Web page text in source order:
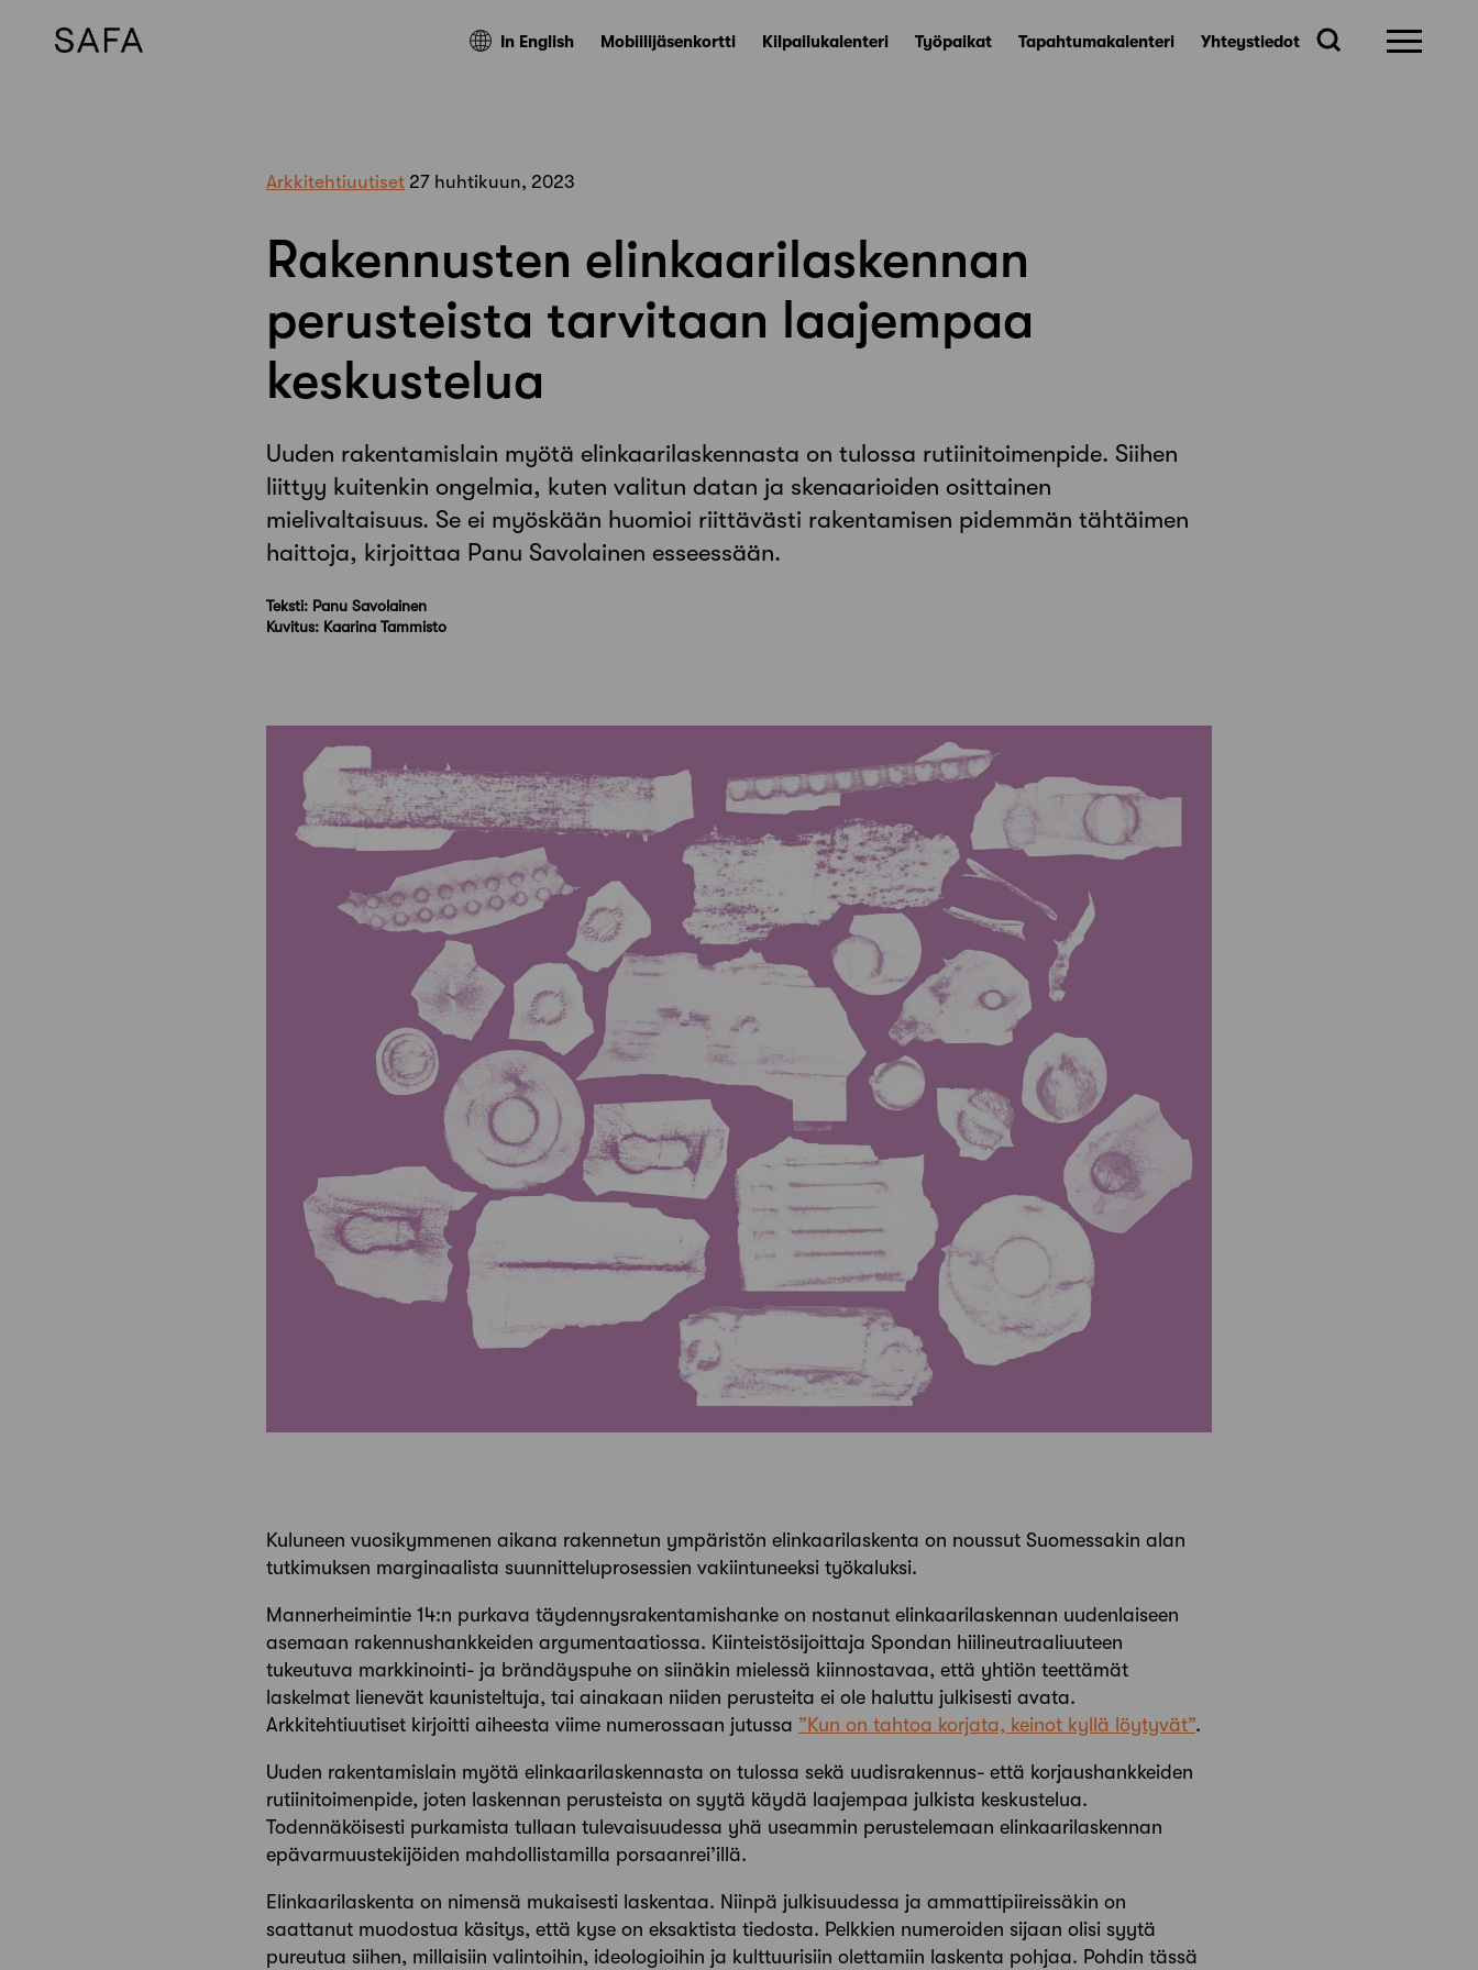
In English Mobiilijäsenkortti Kilpailukalenteri Työpaikat Tapahtumakalenteri Yhteystiedot
Arkkitehtiuutiset 27 huhtikuun, 2023
Rakennusten elinkaarilaskennan
perusteista tarvitaan laajempaa
keskustelua
Uuden rakentamislain myötä elinkaarilaskennasta on tulossa rutiinitoimenpide. Siihen
liittyy kuitenkin ongelmia, kuten valitun datan ja skenaarioiden osittainen
mielivaltaisuus. Se ei myöskään huomioi riittävästi rakentamisen pidemmän tähtäimen
haittoja, kirjoittaa Panu Savolainen esseessään.
Teksti: Panu Savolainen
Kuvitus: Kaarina Tammisto
Kuluneen vuosikymmenen aikana rakennetun ympäristön elinkaarilaskenta on noussut Suomessakin alan
tutkimuksen marginaalista suunnitteluprosessien vakiintuneeksi työkaluksi.
Mannerheimintie 14:n purkava ­täydennysrakentamishanke on nostanut elinkaarilaskennan uudenlaiseen
asemaan rakennushankkeiden argumentaatiossa. Kiinteistösijoittaja Spondan hiilineutraaliuuteen
tukeutuva markkinointi- ja brändäyspuhe on siinäkin mielessä kiinnostavaa, että yhtiön teettämät
laskelmat lienevät kaunisteltuja, tai ainakaan niiden perusteita ei ole haluttu julkisesti avata.
Arkkitehtiuutiset kirjoitti aiheesta viime numerossaan jutussa ”Kun on tahtoa korjata, keinot kyllä löytyvät”.
Uuden rakentamislain myötä elinkaarilaskennasta on tulossa sekä uudisrakennus- että korjaushankkeiden
rutiinitoimenpide, joten laskennan perusteista on syytä käydä laajempaa julkista keskustelua.
Todennäköisesti purkamista tullaan tulevaisuudessa yhä useammin perustelemaan elinkaarilaskennan
epävarmuustekijöiden mahdollistamilla porsaanrei’illä.
Elinkaarilaskenta on nimensä mukaisesti laskentaa. Niinpä julkisuudessa ja ammattipiireissäkin on
saattanut muodostua käsitys, että kyse on eksaktista tiedosta. Pelkkien numeroiden sijaan olisi syytä
pureutua siihen, millaisiin valintoihin, ideologioihin ja kulttuurisiin olettamiin laskenta pohjaa. Pohdin tässä